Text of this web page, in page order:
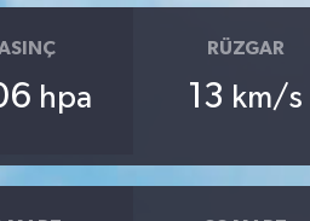
hpa
RÜZGAR
13 km/s